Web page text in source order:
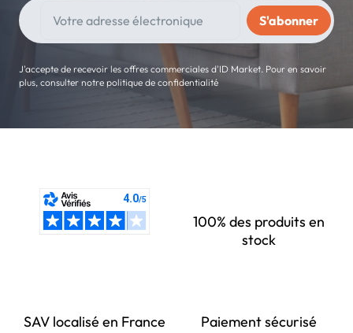
J'accepte de recevoir les offres commerciales d'ID Market. Pour en savoir
plus, consulter notre politique de confidentialité
100% des produits en
stock
SAV localisé en France Paiement sécurisé